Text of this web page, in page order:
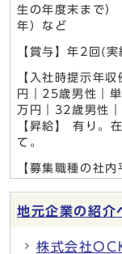
生の年度末まで）
年）など
【賞与】年2回(
【入社時提示年
円｜25歳男性｜
万円｜32歳男性
【昇給】 有り。
て。
【募集職種の社
地元企業の紹介
株式会社